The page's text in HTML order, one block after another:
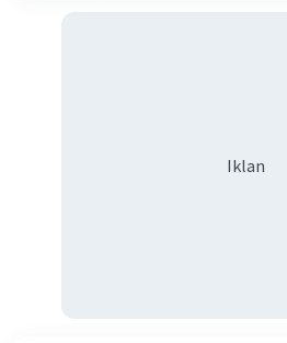
"dua garis saling sejajar
Iklan